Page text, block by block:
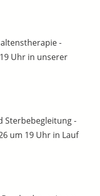
-
Uhr in unserer
Sterbebegleitung -
um 19 Uhr in Lauf